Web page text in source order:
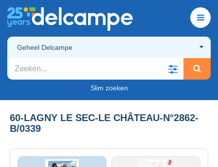
Geheel Delcampe
Slim zoeken
60-LAGNY LE SEC-LE CHÂTEAU-N°2862-
B/0339